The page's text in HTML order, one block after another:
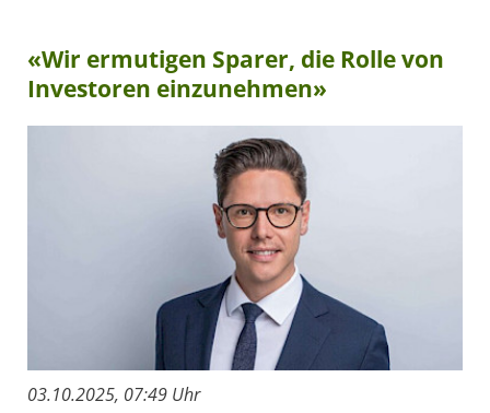
«Wir ermutigen Sparer, die Rolle von
Investoren einzunehmen»
03.10.2025, 07:49 Uhr